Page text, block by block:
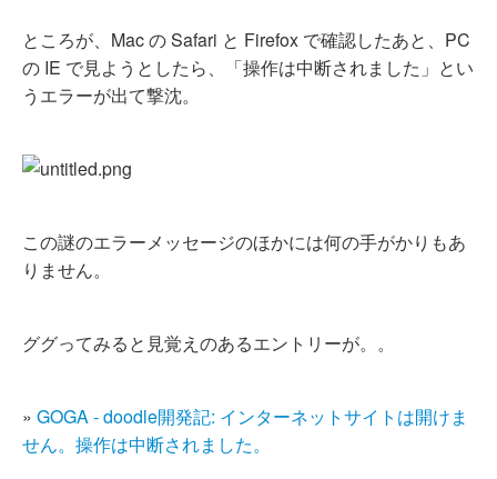
ところが、Mac の Safari と Firefox で確認したあと、PC
の IE で見ようとしたら、「操作は中断されました」とい
うエラーが出て撃沈。
この謎のエラーメッセージのほかには何の手がかりもあ
りません。
ググってみると見覚えのあるエントリーが。。
» GOGA - doodle開発記: インターネットサイトは開けま
せん。操作は中断されました。